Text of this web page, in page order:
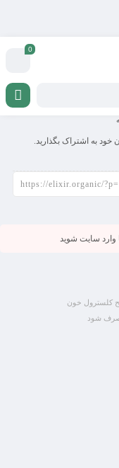
0
خود به اشتراک بگذارید.
وارد سایت شوید
کلسترول خون
شود